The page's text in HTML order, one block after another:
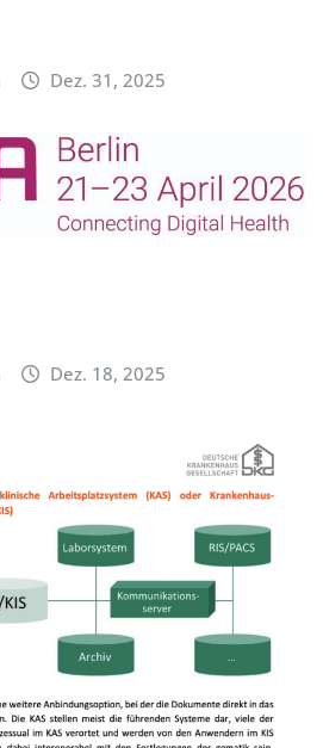
Dez. 31, 2025
Dez. 18, 2025